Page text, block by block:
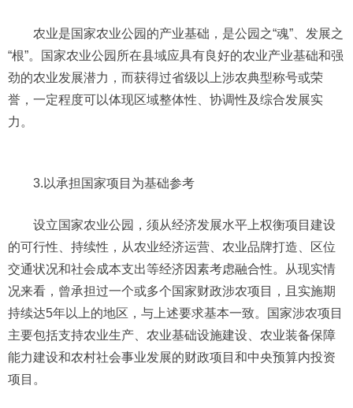
农业是国家农业公园的产业基础，是公园之“魂”、发展之
“根”。国家农业公园所在县域应具有良好的农业产业基础和强
劲的农业发展潜力，而获得过省级以上涉农典型称号或荣
誉，一定程度可以体现区域整体性、协调性及综合发展实
力。
3.以承担国家项目为基础参考
设立国家农业公园，须从经济发展水平上权衡项目建设
的可行性、持续性，从农业经济运营、农业品牌打造、区位
交通状况和社会成本支出等经济因素考虑融合性。从现实情
况来看，曾承担过一个或多个国家财政涉农项目，且实施期
持续达5年以上的地区，与上述要求基本一致。国家涉农项目
主要包括支持农业生产、农业基础设施建设、农业装备保障
能力建设和农村社会事业发展的财政项目和中央预算内投资
项目。